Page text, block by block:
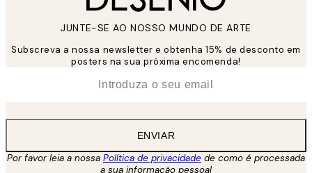
JUNTE-SE AO NOSSO MUNDO DE ARTE
Subscreva a nossa newsletter e obtenha 15% de desconto em
posters na sua próxima encomenda!
ENVIAR
Por favor leia a nossa Política de privacidade de como é processada
a sua informação pessoal